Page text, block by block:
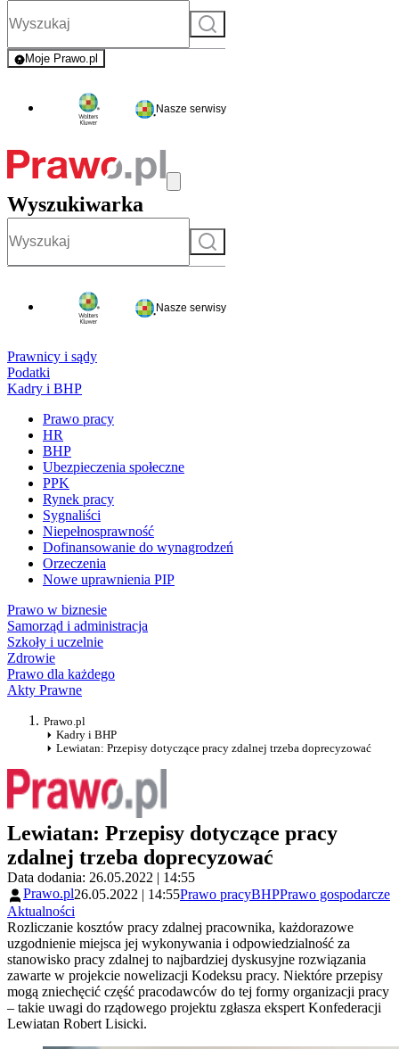
Szukaj
Moje Prawo.pl
- rejestracja i logowanie do serwisu
Nasze serwisy
Wyszukiwarka
Szukaj
Nasze serwisy
Prawnicy i sądy
Podatki
Kadry i BHP
Prawo pracy
HR
BHP
Ubezpieczenia społeczne
PPK
Rynek pracy
Sygnaliści
Niepełnosprawność
Dofinansowanie do wynagrodzeń
Orzeczenia
Nowe uprawnienia PIP
Prawo w biznesie
Samorząd i administracja
Szkoły i uczelnie
Zdrowie
Prawo dla każdego
Akty Prawne
Prawo.pl
Kadry i BHP
Lewiatan: Przepisy dotyczące pracy zdalnej trzeba doprecyzować
Lewiatan: Przepisy dotyczące pracy
zdalnej trzeba doprecyzować
Data dodania: 26.05.2022 | 14:55
Prawo.pl26.05.2022 | 14:55Prawo pracyBHPPrawo gospodarcze
Aktualności
Rozliczanie kosztów pracy zdalnej pracownika, każdorazowe
uzgodnienie miejsca jej wykonywania i odpowiedzialność za
stanowisko pracy zdalnej to najbardziej dyskusyjne rozwiązania
zawarte w projekcie nowelizacji Kodeksu pracy. Niektóre przepisy
mogą zniechęcić część pracodawców do tej formy organizacji pracy
– takie uwagi do rządowego projektu zgłasza ekspert Konfederacji
Lewiatan Robert Lisicki.